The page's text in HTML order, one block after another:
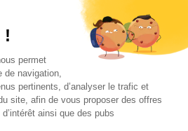
Pack découverte
Notre cuisine